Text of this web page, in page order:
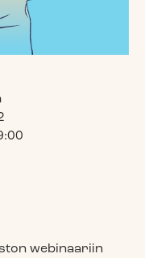
webinaariin